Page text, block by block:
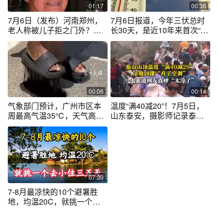
01:17
7月6日（发布）河南郑州，
老人称被儿子拒之门外？真
相竟另有隐情，小女儿：三
个要去照顾儿媳妇换了家里
门锁，“老人在外面住了一个
多月”（1）#河南dou知道 #
媒体精选计划 #不一样的中国
节气 #中国节气小暑篇
00:36
7月6日报道，今年三伏总时
长30天，是近10年来首次“短
版”三伏，但是30天的三伏一
定更凉快吗？（生命时报）#
大象主播说
00:06
气象部门预计，广州市区本
周最高气温35℃，天气高温
炎热，周末雷雨又趋明显。7
月广州可能遭遇3次高温过
程，今年第三季度广州平均
气温将比常年偏高。
00:14
温度“满40减20”！7月5日，
山东泰安，摄影师记录泰山
07:30
7-8月最凉快的10个避暑胜
地，均温20C，就挑一个去